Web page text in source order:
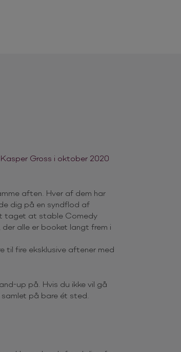
Gross i oktober 2020
aften. Hver af dem har
dig på en syndflod af
taget at stable Comedy
alle er booket langt frem i
til fire eksklusive aftener med
up på. Hvis du ikke vil gå
på bare ét sted.